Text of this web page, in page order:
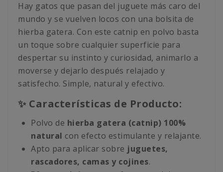
Hay gatos que pasan del juguete más caro del
mundo y se vuelven locos con una bolsita de
hierba gatera. Con este catnip en polvo basta
un toque sobre cualquier superficie para
despertar su instinto y curiosidad, animarlo a
moverse y dejarlo después relajado y
satisfecho. Simple, natural y efectivo.
✨ Características de Producto:
Polvo de hierba gatera (catnip) 100%
natural con efecto estimulante y relajante.
Apto para aplicar sobre juguetes,
rascadores, camas y cojines.